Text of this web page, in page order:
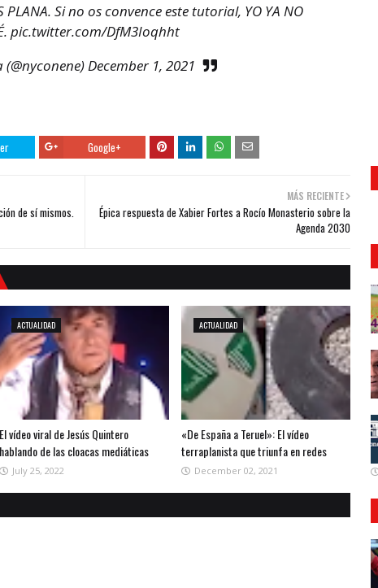
PLANA. Si no os convence este tutorial, YO YA NO
pic.twitter.com/DfM3Ioqhht
December 1, 2021
Google+
MÁS RECIENTE
Épica respuesta de Xabier Fortes a Rocío Monasterio sobre la
Agenda 2030
de sí mismos.
ACTUALIDAD
El vídeo viral de Jesús Quintero
hablando de las cloacas mediáticas
July 25, 2022
ACTUALIDAD
«De España a Teruel»: El vídeo
terraplanista que triunfa en redes
December 02, 2021